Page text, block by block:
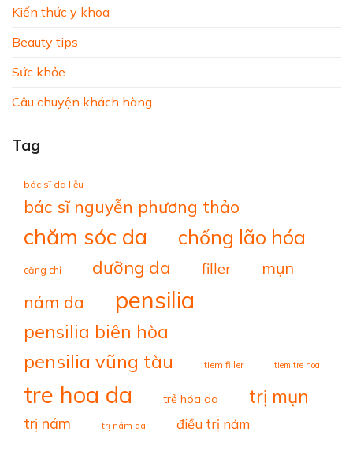
Kiến thức y khoa
Beauty tips
Sức khỏe
Câu chuyện khách hàng
Tag
bác sĩ da liễu
bác sĩ nguyễn phương thảo
chăm sóc da chống lão hóa
căng chỉ dưỡng da filler mụn
nám da pensilia
pensilia biên hòa
pensilia vũng tàu tiem filler tiem tre hoa
tre hoa da trẻ hóa da trị mụn
trị nám trị nám da điều trị nám